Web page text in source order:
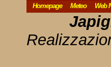
Homepage Meteo Web